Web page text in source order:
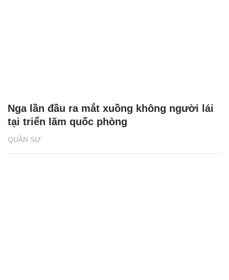
QUÂN SỰ
Nga lần đầu ra mắt xuồng không người lái
tại triển lãm quốc phòng